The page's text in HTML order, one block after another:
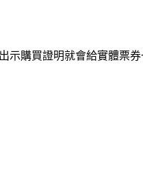
示購買證明就會給實體票